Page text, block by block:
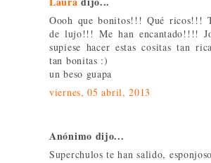
Oooh que bonitos!!! Qué ricos!!!
de lujo!!! Me han encantado!!!!
supiese hacer estas cositas tan
tan bonitas :)
un beso guapa
viernes, 05 abril, 2013
Anónimo dijo...
Superchulos te han salido,